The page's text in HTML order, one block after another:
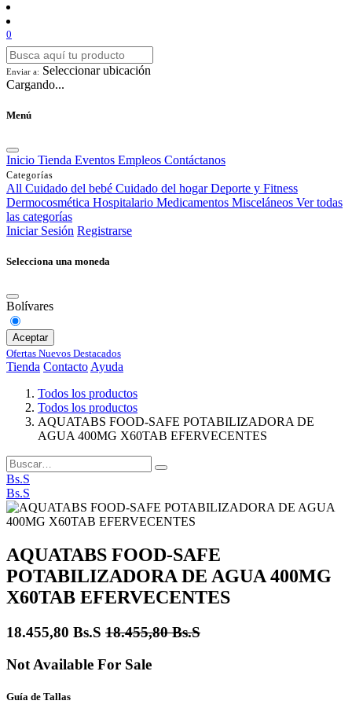
0
Enviar a: Seleccionar ubicación
Cargando...
Menú
Inicio Tienda Eventos Empleos Contáctanos
Categorías
All Cuidado del bebé Cuidado del hogar Deporte y Fitness
Dermocosmética Hospitalario Medicamentos Misceláneos Ver todas
las categorías
Iniciar Sesión Registrarse
Selecciona una moneda
Bolívares
Aceptar
Ofertas Nuevos Destacados
Tienda Contacto Ayuda
Todos los productos
Todos los productos
AQUATABS FOOD-SAFE POTABILIZADORA DE
AGUA 400MG X60TAB EFERVECENTES
Bs.S
Bs.S
AQUATABS FOOD-SAFE
POTABILIZADORA DE AGUA 400MG
X60TAB EFERVECENTES
18.455,80 Bs.S 18.455,80Bs.S
Not Available For Sale
Guía de Tallas